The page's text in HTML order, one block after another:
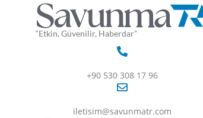
“Etkin, Güvenilir, Haberdar”
+90 530 308 17 96
iletisim@savunmatr.com